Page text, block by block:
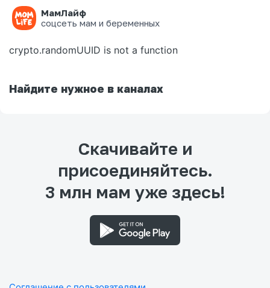
МамЛайф
соцсеть мам и беременных
Ошибка на странице
crypto.randomUUID is not a function
Найдите нужное в каналах
Скачивайте и
присоединяйтесь.
3 млн мам уже здесь!